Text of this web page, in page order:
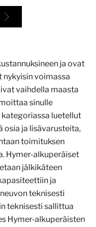
ja ovat
nykyisin voimassa
vaihdella maasta
sinulle
luetellut
ja lisävarusteita,
toimituksen
Hymer-alkuperäiset
jälkikäteen
ja
teknisesti
teknisesti sallittua
Hymer-alkuperäisten